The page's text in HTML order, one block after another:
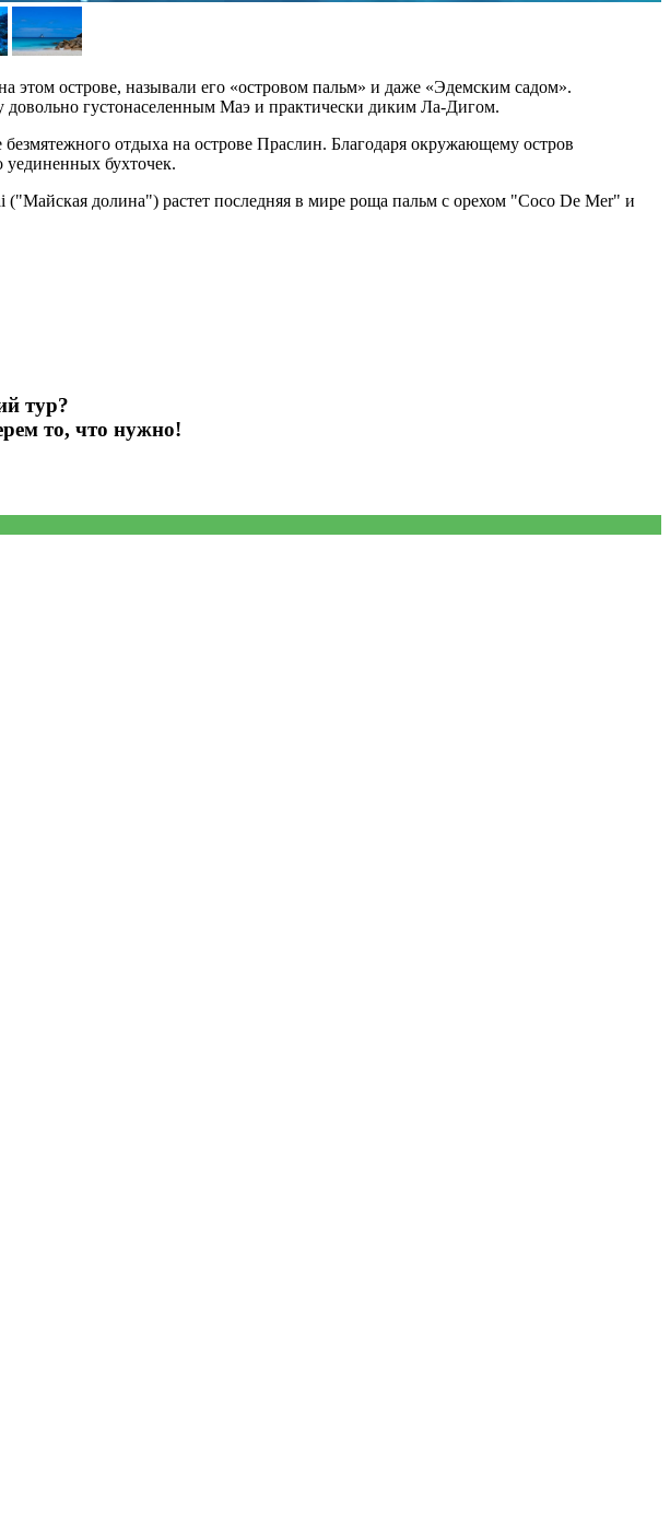
этом острове, называли его «островом пальм» и даже «Эдемским садом».
довольно густонаселенным Маэ и практически диким Ла-Дигом.
отдыха на острове Праслин. Благодаря окружающему остров
уединенных бухточек.
долина") растет последняя в мире роща пальм с орехом "Coco De Mer" и
тур?
то, что нужно!